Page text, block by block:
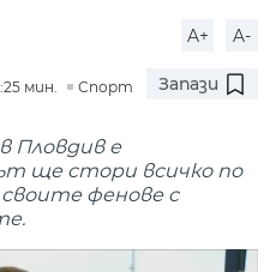
A+ A-
мин. Спорт Запази
Пловдив е
ще стори всичко по
своите фенове с